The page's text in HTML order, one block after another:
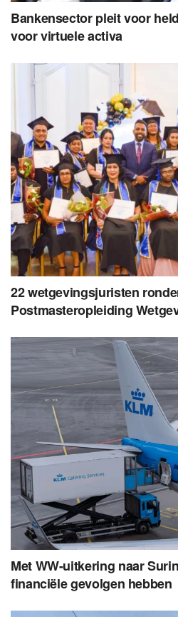
Bankensector pleit voor
voor virtuele activa
22 wetgevingsjuristen
Postmasteropleiding
Met WW-uitkering naar
financiële gevolgen hebben